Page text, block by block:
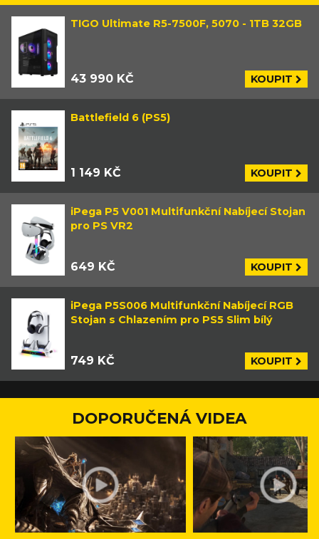
TIGO Ultimate R5-7500F, 5070 - 1TB 32GB
43 990 KČ KOUPIT
Battlefield 6 (PS5)
1 149 KČ KOUPIT
iPega P5 V001 Multifunkční Nabíjecí Stojan
pro PS VR2
649 KČ KOUPIT
iPega P5S006 Multifunkční Nabíjecí RGB
Stojan s Chlazením pro PS5 Slim bílý
749 KČ KOUPIT
DOPORUČENÁ VIDEA